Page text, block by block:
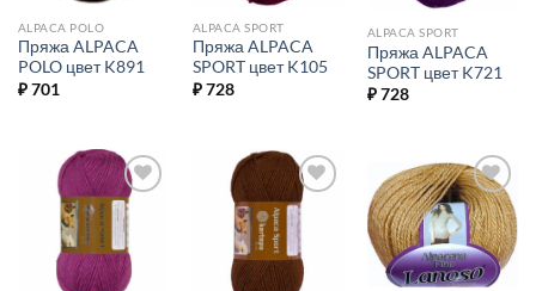
ALPACA POLO
Пряжа ALPACA
POLO цвет K891
₽701
ALPACA SPORT
Пряжа ALPACA
SPORT цвет K105
₽728
ALPACA SPORT
Пряжа ALPACA
SPORT цвет K721
₽728
Добавить в
избранное.
Добавить в
избранное.
Добавить в
избранное.